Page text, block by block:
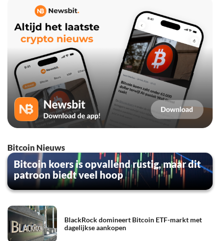
Bitcoin Nieuws
Bitcoin koers is opvallend rustig, maar dit
patroon biedt veel hoop
BlackRock domineert Bitcoin ETF-markt met
dagelijkse aankopen